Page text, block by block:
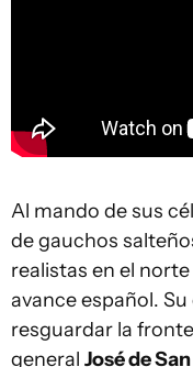
Al mando de sus
de gauchos
realistas en el
avance español.
resguardar la
general José de